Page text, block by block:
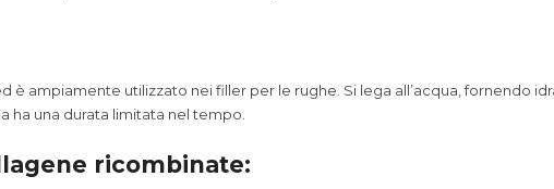
è ampiamente utilizzato nei filler per le rughe. Si lega all’acqua, fornendo
ha una durata limitata nel tempo.
ricombinate: